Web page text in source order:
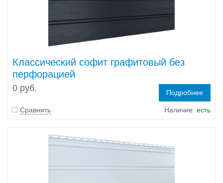
Классический софит графитовый без
перфорацией
0 руб. Подробнее
Сравнить Наличие: есть